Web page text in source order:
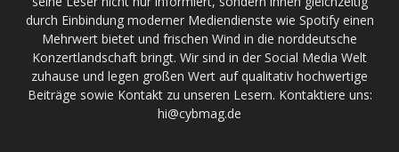
durch Einbindung moderner Mediendienste wie Spotify einen
Mehrwert bietet und frischen Wind in die norddeutsche
Konzertlandschaft bringt. Wir sind in der Social Media Welt
zuhause und legen großen Wert auf qualitativ hochwertige
Beiträge sowie Kontakt zu unseren Lesern. Kontaktiere uns:
hi@cybmag.de